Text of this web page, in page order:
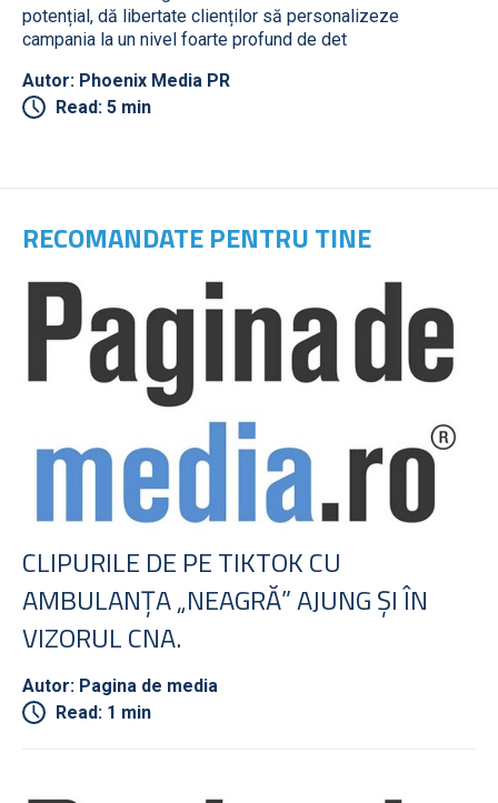
potențial, dă libertate clienților să personalizeze
campania la un nivel foarte profund de det
Autor: Phoenix Media PR
Read: 5 min
RECOMANDATE PENTRU TINE
CLIPURILE DE PE TIKTOK CU
AMBULANŢA „NEAGRĂ” AJUNG ŞI ÎN
VIZORUL CNA.
Autor: Pagina de media
Read: 1 min